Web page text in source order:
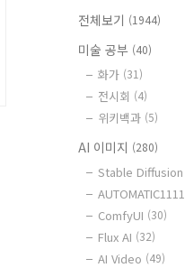
전체보기 (1944)
미술 공부 (40)
화가 (31)
전시회 (4)
위키백과 (5)
AI 이미지 (280)
Stable Diffusion
AUTOMATIC1111
ComfyUI (30)
Flux AI (32)
AI Video (49)